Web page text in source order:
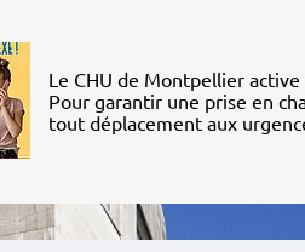
Le CHU de Montpellier
Pour garantir une prise en
tout déplacement aux